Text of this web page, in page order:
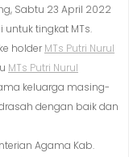
Sabtu 23 April 2022
tingkat MTs.
holder MTs Putri Nurul
MTs Putri Nurul
keluarga masing-
dengan baik dan
Agama Kab.